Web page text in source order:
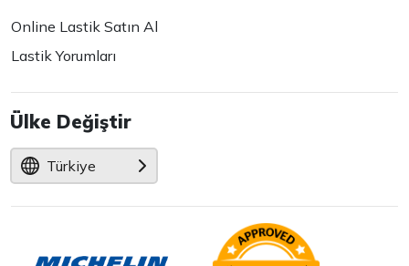
Online Lastik Satın Al
Lastik Yorumları
Ülke Değiştir
Türkiye